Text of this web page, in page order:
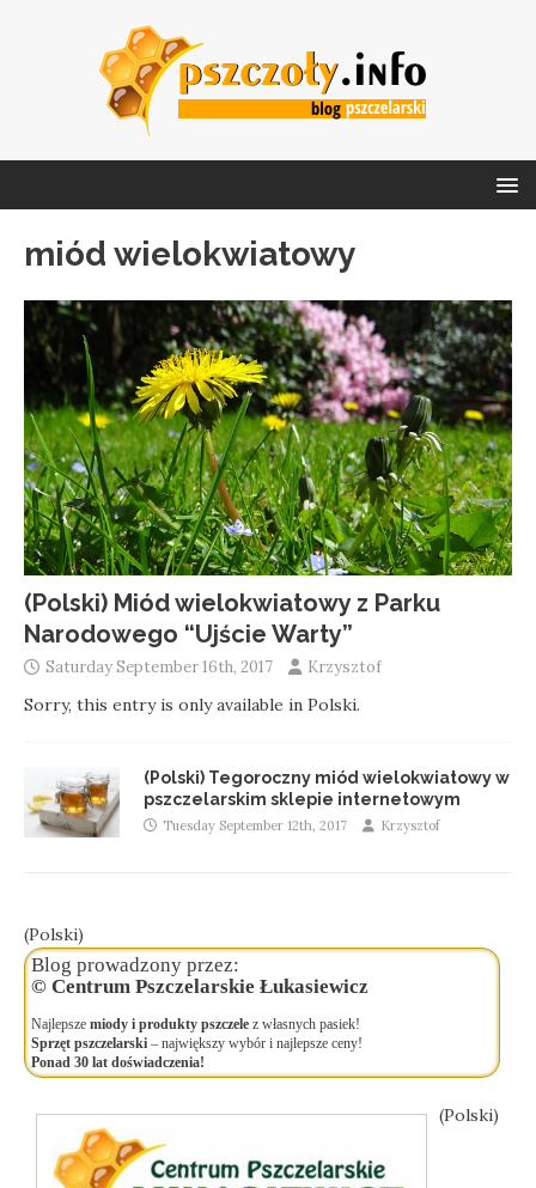
miód wielokwiatowy
(Polski) Miód wielokwiatowy z Parku
Narodowego “Ujście Warty”
Saturday September 16th, 2017 Krzysztof
Sorry, this entry is only available in Polski.
(Polski) Tegoroczny miód wielokwiatowy w
pszczelarskim sklepie internetowym
Tuesday September 12th, 2017 Krzysztof
(Polski)
Blog prowadzony przez:
© Centrum Pszczelarskie Łukasiewicz
Najlepsze miody i produkty pszczele z własnych pasiek!
Sprzęt pszczelarski – największy wybór i najlepsze ceny!
Ponad 30 lat doświadczenia!
(Polski)